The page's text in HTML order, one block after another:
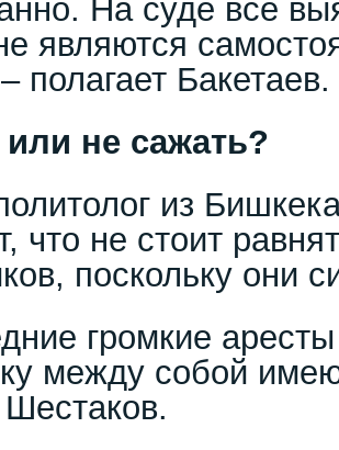
На суде все
являются
полагает Бакетаев.
не сажать?
из
что не стоит
поскольку они
громкие
между собой
Шестаков.